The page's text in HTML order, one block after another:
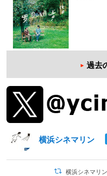
過去
横浜シネマリン
横浜シネマリ